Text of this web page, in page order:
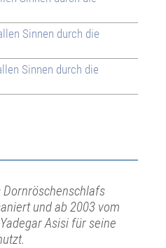
Sinnen durch die
Sinnen durch die
und ab 2003 vom
Asisi für seine